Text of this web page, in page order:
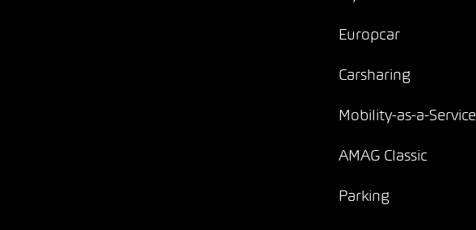
Europcar
Carsharing
Mobility-as-a-Service
AMAG Classic
Parking